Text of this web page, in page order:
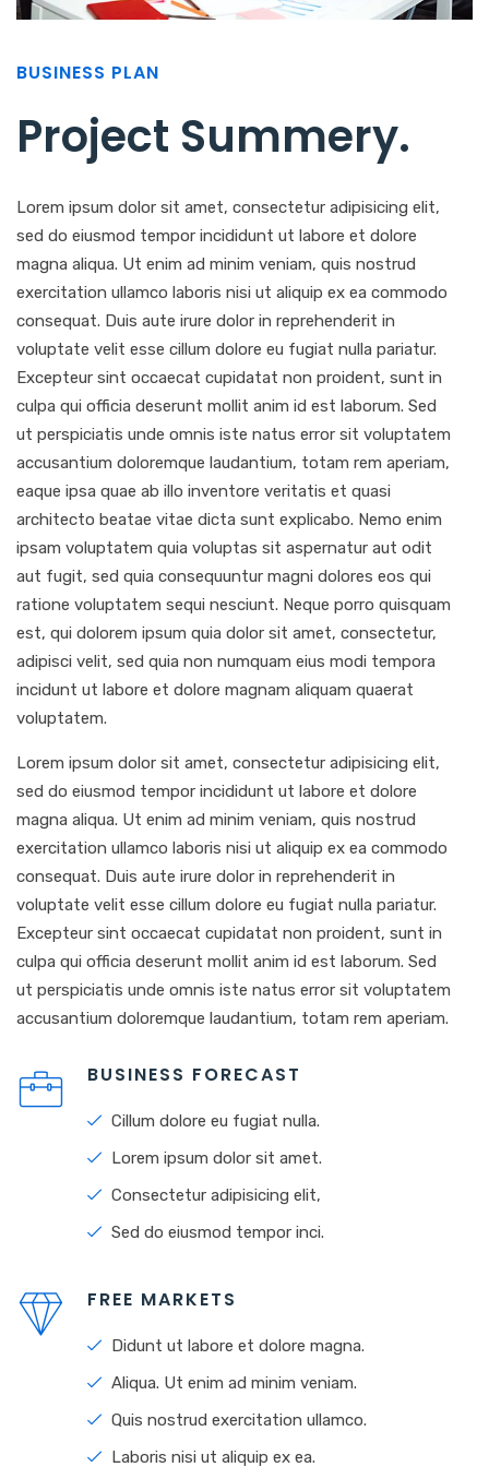
BUSINESS PLAN
Project Summery.
Lorem ipsum dolor sit amet, consectetur adipisicing elit,
sed do eiusmod tempor incididunt ut labore et dolore
magna aliqua. Ut enim ad minim veniam, quis nostrud
exercitation ullamco laboris nisi ut aliquip ex ea commodo
consequat. Duis aute irure dolor in reprehenderit in
voluptate velit esse cillum dolore eu fugiat nulla pariatur.
Excepteur sint occaecat cupidatat non proident, sunt in
culpa qui officia deserunt mollit anim id est laborum. Sed
ut perspiciatis unde omnis iste natus error sit voluptatem
accusantium doloremque laudantium, totam rem aperiam,
eaque ipsa quae ab illo inventore veritatis et quasi
architecto beatae vitae dicta sunt explicabo. Nemo enim
ipsam voluptatem quia voluptas sit aspernatur aut odit
aut fugit, sed quia consequuntur magni dolores eos qui
ratione voluptatem sequi nesciunt. Neque porro quisquam
est, qui dolorem ipsum quia dolor sit amet, consectetur,
adipisci velit, sed quia non numquam eius modi tempora
incidunt ut labore et dolore magnam aliquam quaerat
voluptatem.
Lorem ipsum dolor sit amet, consectetur adipisicing elit,
sed do eiusmod tempor incididunt ut labore et dolore
magna aliqua. Ut enim ad minim veniam, quis nostrud
exercitation ullamco laboris nisi ut aliquip ex ea commodo
consequat. Duis aute irure dolor in reprehenderit in
voluptate velit esse cillum dolore eu fugiat nulla pariatur.
Excepteur sint occaecat cupidatat non proident, sunt in
culpa qui officia deserunt mollit anim id est laborum. Sed
ut perspiciatis unde omnis iste natus error sit voluptatem
accusantium doloremque laudantium, totam rem aperiam.
BUSINESS FORECAST
Cillum dolore eu fugiat nulla.
Lorem ipsum dolor sit amet.
Consectetur adipisicing elit,
Sed do eiusmod tempor inci.
FREE MARKETS
Didunt ut labore et dolore magna.
Aliqua. Ut enim ad minim veniam.
Quis nostrud exercitation ullamco.
Laboris nisi ut aliquip ex ea.